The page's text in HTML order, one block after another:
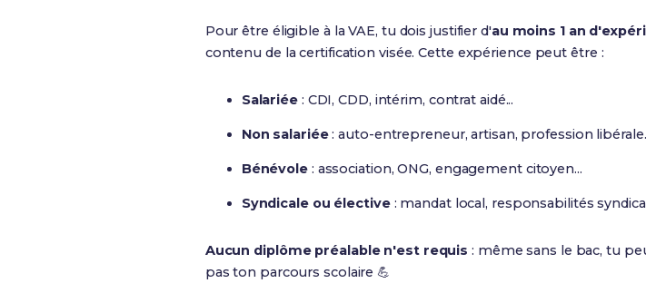
Pour être éligible à la VAE, tu dois justifier d'au moins 1 an
contenu de la certification visée. Cette expérience peut être :
Salariée: CDI, CDD, intérim, contrat aidé...
Non salariée: auto-entrepreneur, artisan, profession
Bénévole: association, ONG, engagement citoyen...
Syndicale ou élective: mandat local, responsabilités
Aucun diplôme préalable n'est requis : même sans le bac, tu
pas ton parcours scolaire 💪